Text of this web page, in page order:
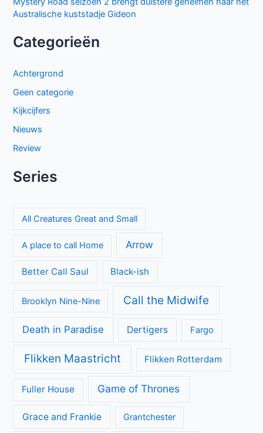
Australische kuststadje Gideon
Categorieën
Achtergrond
Geen categorie
Kijkcijfers
Nieuws
Review
Series
All Creatures Great and Small
A place to call Home Arrow
Better Call Saul Black-ish
Brooklyn Nine-Nine Call the Midwife
Death in Paradise Dertigers Fargo
Flikken Maastricht Flikken Rotterdam
Fuller House Game of Thrones
Grace and Frankie Grantchester